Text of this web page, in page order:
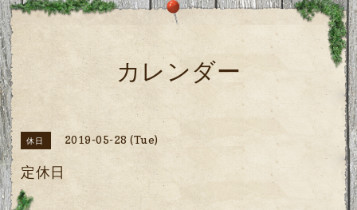
カレンダー
休日 2019-05-28 (Tue)
定休日